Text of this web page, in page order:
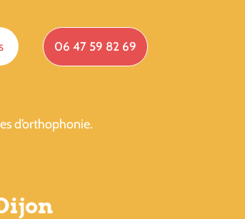
06 47 59 82 69
d’orthophonie.